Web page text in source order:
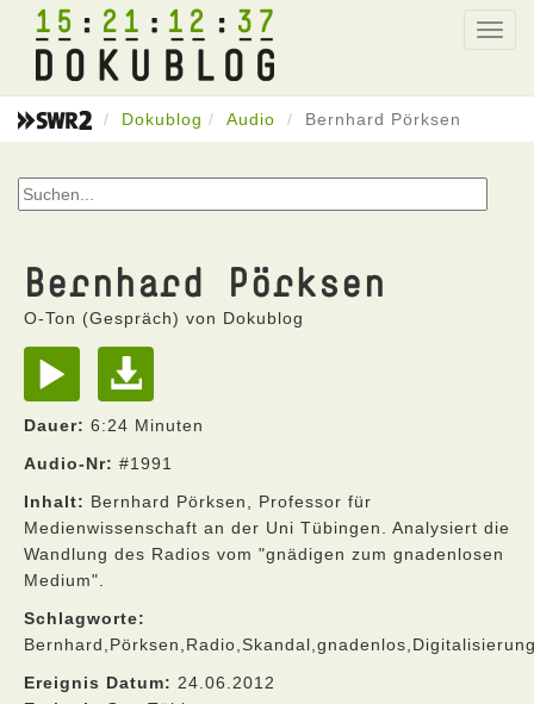
15 21 12 37
Dokublog Audio Bernhard Pörksen
Bernhard Pörksen
O-Ton (Gespräch) von Dokublog
Dauer: 6:24 Minuten
Audio-Nr: #1991
Inhalt: Bernhard Pörksen, Professor für
Medienwissenschaft an der Uni Tübingen. Analysiert die
Wandlung des Radios vom "gnädigen zum gnadenlosen
Medium".
Schlagworte:
Ereignis Datum: 24.06.2012